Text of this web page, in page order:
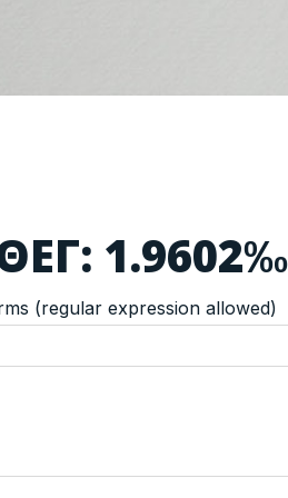
(regular expression allowed)